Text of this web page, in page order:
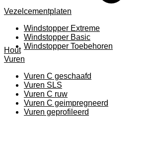
Vezelcementplaten
Windstopper Extreme
Windstopper Basic
Windstopper Toebehoren
Hout
Vuren
Vuren C geschaafd
Vuren SLS
Vuren C ruw
Vuren C geimpregneerd
Vuren geprofileerd